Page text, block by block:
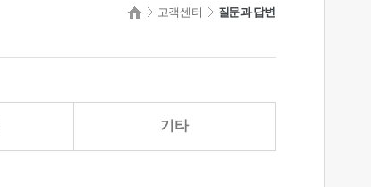
고객센터 질문과 답변
기타